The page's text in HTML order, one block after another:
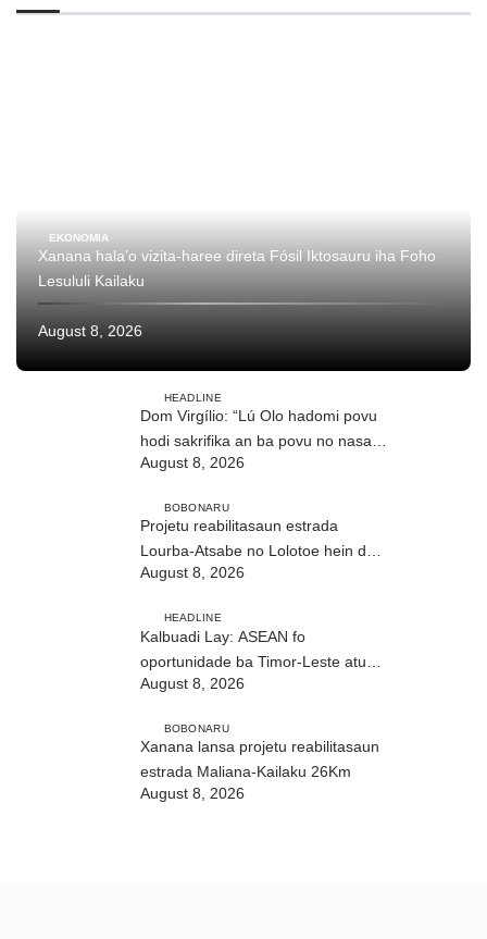
EKONOMIA
Xanana hala’o vizita-haree direta Fósil Iktosauru iha Foho
Lesululi Kailaku
August 8, 2026
HEADLINE
Dom Virgílio: “Lú Olo hadomi povu
hodi sakrifika an ba povu no nasaun
ho fuan”
August 8, 2026
BOBONARU
Projetu reabilitasaun estrada
Lourba-Atsabe no Lolotoe hein de’it
vistu tribunál
August 8, 2026
HEADLINE
Kalbuadi Lay: ASEAN fo
oportunidade ba Timor-Leste atu
aselera transformasaun ekonómika
August 8, 2026
BOBONARU
Xanana lansa projetu reabilitasaun
estrada Maliana-Kailaku 26Km
August 8, 2026